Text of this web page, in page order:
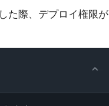
た際、デプロイ権限が